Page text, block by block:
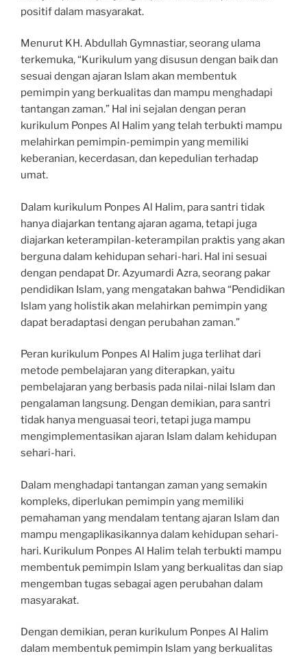
positif dalam masyarakat.
Menurut KH. Abdullah Gymnastiar, seorang ulama
terkemuka, “Kurikulum yang disusun dengan baik dan
sesuai dengan ajaran Islam akan membentuk
pemimpin yang berkualitas dan mampu menghadapi
tantangan zaman.” Hal ini sejalan dengan peran
kurikulum Ponpes Al Halim yang telah terbukti mampu
melahirkan pemimpin-pemimpin yang memiliki
keberanian, kecerdasan, dan kepedulian terhadap
umat.
Dalam kurikulum Ponpes Al Halim, para santri tidak
hanya diajarkan tentang ajaran agama, tetapi juga
diajarkan keterampilan-keterampilan praktis yang akan
berguna dalam kehidupan sehari-hari. Hal ini sesuai
dengan pendapat Dr. Azyumardi Azra, seorang pakar
pendidikan Islam, yang mengatakan bahwa “Pendidikan
Islam yang holistik akan melahirkan pemimpin yang
dapat beradaptasi dengan perubahan zaman.”
Peran kurikulum Ponpes Al Halim juga terlihat dari
metode pembelajaran yang diterapkan, yaitu
pembelajaran yang berbasis pada nilai-nilai Islam dan
pengalaman langsung. Dengan demikian, para santri
tidak hanya menguasai teori, tetapi juga mampu
mengimplementasikan ajaran Islam dalam kehidupan
sehari-hari.
Dalam menghadapi tantangan zaman yang semakin
kompleks, diperlukan pemimpin yang memiliki
pemahaman yang mendalam tentang ajaran Islam dan
mampu mengaplikasikannya dalam kehidupan sehari-
hari. Kurikulum Ponpes Al Halim telah terbukti mampu
membentuk pemimpin Islam yang berkualitas dan siap
mengemban tugas sebagai agen perubahan dalam
masyarakat.
Dengan demikian, peran kurikulum Ponpes Al Halim
dalam membentuk pemimpin Islam yang berkualitas